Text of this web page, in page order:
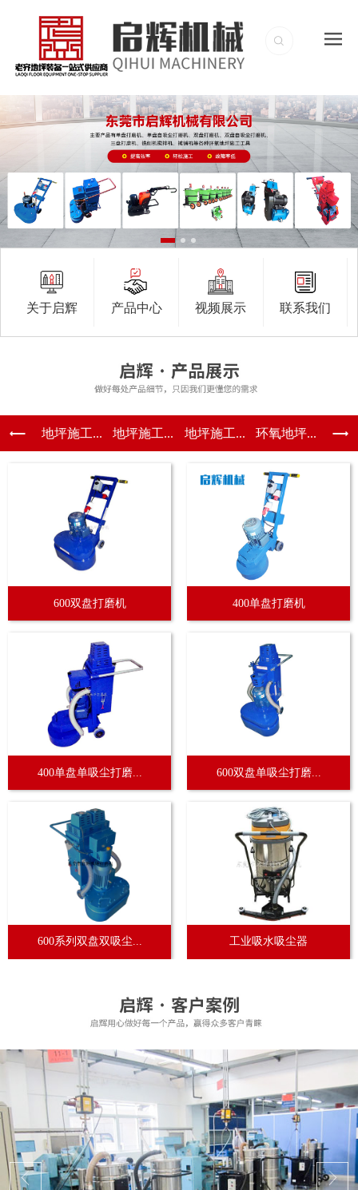
关于启辉 产品中心 视频展示 联系我们
地坪施工... 地坪施工... 地坪施工... 环氧地坪...
600双盘打磨机 400单盘打磨机
400单盘单吸尘打磨... 600双盘单吸尘打磨...
600系列双盘双吸尘... 工业吸水吸尘器